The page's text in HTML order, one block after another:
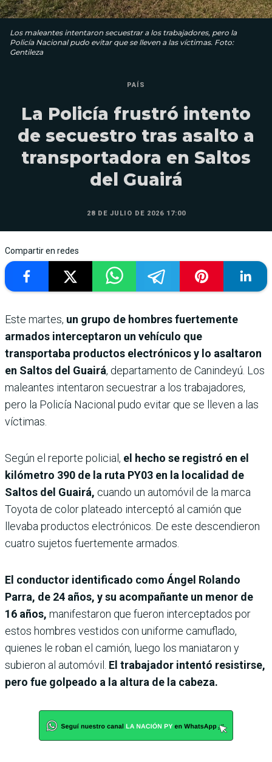
Los maleantes intentaron secuestrar a los trabajadores, pero la
Policía Nacional pudo evitar que se lleven a las víctimas. Foto:
Gentileza
PAÍS
La Policía frustró intento
de secuestro tras asalto a
transportadora en Saltos
del Guairá
28 DE JULIO DE 2026 17:00
Compartir en redes
Este martes, un grupo de hombres fuertemente
armados interceptaron un vehículo que
transportaba productos electrónicos y lo asaltaron
en Saltos del Guairá, departamento de Canindeyú. Los
maleantes intentaron secuestrar a los trabajadores,
pero la Policía Nacional pudo evitar que se lleven a las
víctimas.
Según el reporte policial, el hecho se registró en el
kilómetro 390 de la ruta PY03 en la localidad de
Saltos del Guairá, cuando un automóvil de la marca
Toyota de color plateado interceptó al camión que
llevaba productos electrónicos. De este descendieron
cuatro sujetos fuertemente armados.
El conductor identificado como Ángel Rolando
Parra, de 24 años, y su acompañante un menor de
16 años, manifestaron que fueron interceptados por
estos hombres vestidos con uniforme camuflado,
quienes le roban el camión, luego los maniataron y
subieron al automóvil. El trabajador intentó resistirse,
pero fue golpeado a la altura de la cabeza.